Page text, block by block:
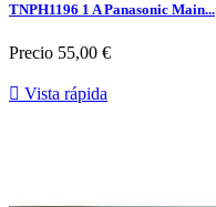
TNPH1196 1 A Panasonic Main...
Precio 55,00 €
 Vista rápida